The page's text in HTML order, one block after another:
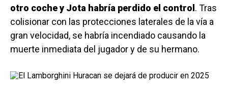
otro coche y Jota habría perdido el control . Tras
colisionar con las protecciones laterales de la vía a
gran velocidad, se habría incendiado causando la
muerte inmediata del jugador y de su hermano.